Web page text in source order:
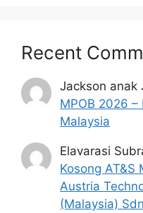
Recent
Jackson anak
MPOB 2026
Malaysia
Elavarasi
Kosong AT&S
Austria
(Malaysia)